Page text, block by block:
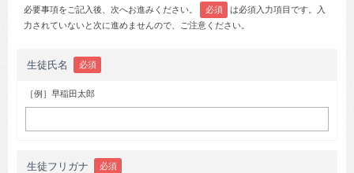
必要事項をご記入後、次へお進みください。 必須
は必須入力項目です。入
力されていないと次に進めませんので、ご注意ください。
生徒氏名 必須
［例］早稲田太郎
生徒フリガナ 必須